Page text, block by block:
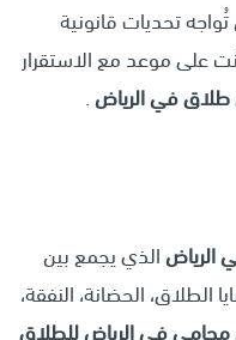
تحديات قانونية
على موعد مع الاستقرار
في الرياض.
الذي يجمع بين
الحضانة، النفقة،
في الرياض للطلاق